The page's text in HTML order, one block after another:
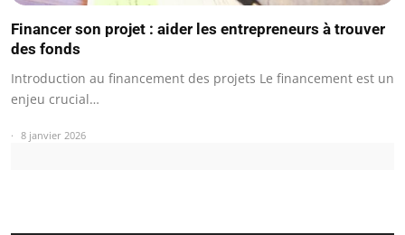
Financer son projet : aider les entrepreneurs à trouver
des fonds
Introduction au financement des projets Le financement est un
enjeu crucial…
8 janvier 2026